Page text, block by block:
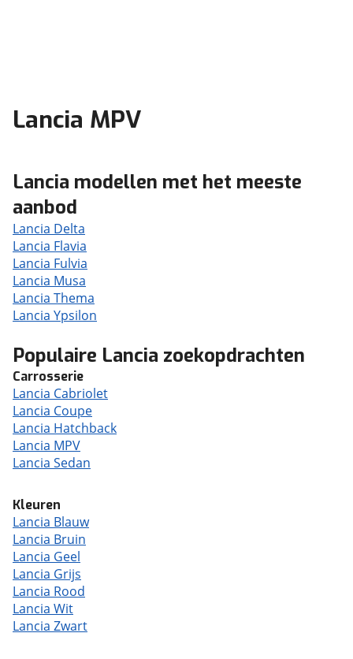
Lancia MPV
Lancia modellen met het meeste
aanbod
Lancia Delta
Lancia Flavia
Lancia Fulvia
Lancia Musa
Lancia Thema
Lancia Ypsilon
Populaire Lancia zoekopdrachten
Carrosserie
Lancia Cabriolet
Lancia Coupe
Lancia Hatchback
Lancia MPV
Lancia Sedan
Kleuren
Lancia Blauw
Lancia Bruin
Lancia Geel
Lancia Grijs
Lancia Rood
Lancia Wit
Lancia Zwart